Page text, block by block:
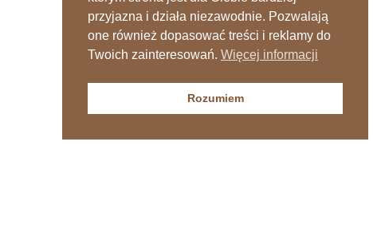
przyjazna i działa niezawodnie. Pozwalają
one również dopasować treści i reklamy do
Twoich zainteresowań. Więcej informacji
Rozumiem